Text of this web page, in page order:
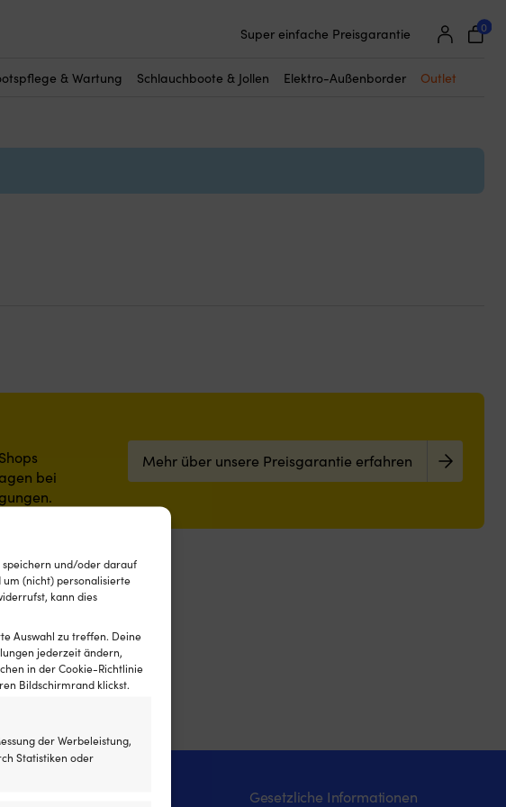
und/oder darauf
um (nicht) personalisierte
kann dies
Auswahl zu treffen. Deine
jederzeit ändern,
in der Cookie-Richtlinie
Bildschirmrand klickst.
der Werbeleistung,
Statistiken oder
Super einfache Preisgarantie
0
& Wartung Schlauchboote & Jollen Elektro-Außenborder Outlet
bei
Mehr über unsere Preisgarantie erfahren
Gesetzliche Informationen